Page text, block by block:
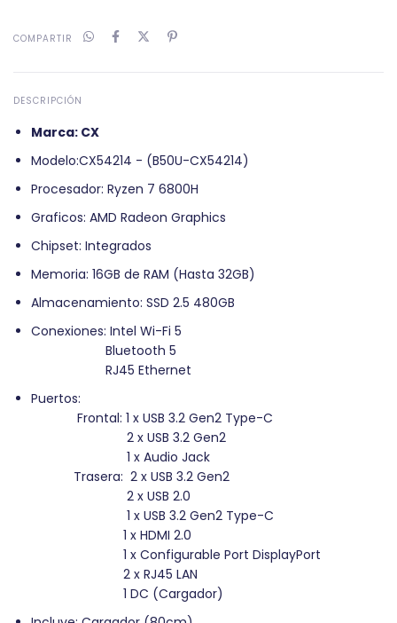
COMPARTIR
DESCRIPCIÓN
Marca: CX
Modelo:CX54214 - (B50U-CX54214)
Procesador: Ryzen 7 6800H
Graficos: AMD Radeon Graphics
Chipset: Integrados
Memoria: 16GB de RAM (Hasta 32GB)
Almacenamiento: SSD 2.5 480GB
Conexiones: Intel Wi-Fi 5
Bluetooth 5
RJ45 Ethernet
Puertos:
Frontal: 1 x USB 3.2 Gen2 Type-C
2 x USB 3.2 Gen2
1 x Audio Jack
Trasera: 2 x USB 3.2 Gen2
2 x USB 2.0
1 x USB 3.2 Gen2 Type-C
1 x HDMI 2.0
1 x Configurable Port DisplayPort
2 x RJ45 LAN
1 DC (Cargador)